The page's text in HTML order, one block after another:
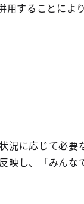
用することによ
況に応じて必要
映し、「みんな